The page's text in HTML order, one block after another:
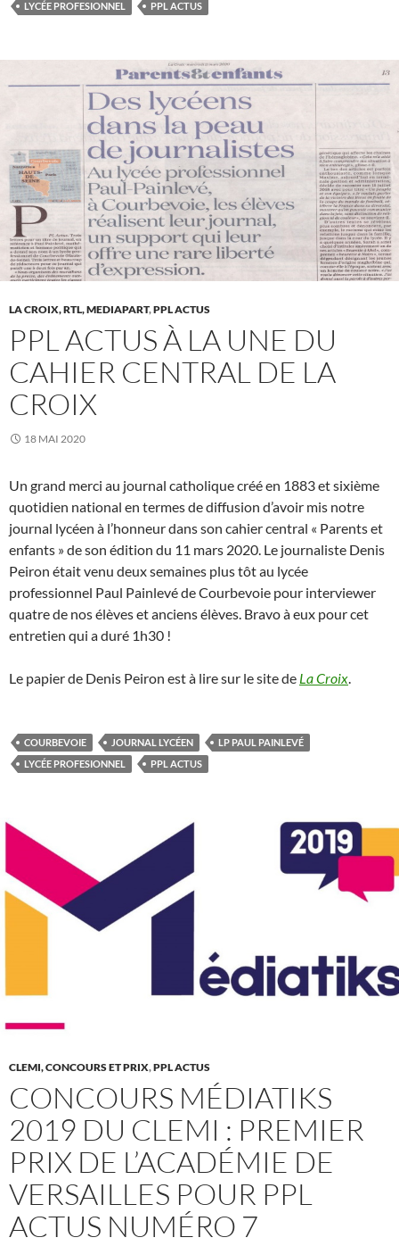
LYCÉE PROFESIONNEL PPL ACTUS
LA CROIX, RTL, MEDIAPART,PPL ACTUS
PPL ACTUS À LA UNE DU
CAHIER CENTRAL DE LA
CROIX
18 MAI 2020
Un grand merci au journal catholique créé en 1883 et sixième
quotidien national en termes de diffusion d’avoir mis notre
journal lycéen à l’honneur dans son cahier central « Parents et
enfants » de son édition du 11 mars 2020. Le journaliste Denis
Peiron était venu deux semaines plus tôt au lycée
professionnel Paul Painlevé de Courbevoie pour interviewer
quatre de nos élèves et anciens élèves. Bravo à eux pour cet
entretien qui a duré 1h30 !
Le papier de Denis Peiron est à lire sur le site de La Croix.
COURBEVOIE JOURNAL LYCÉEN
LP PAUL PAINLEVÉ
LYCÉE PROFESIONNEL
PPL ACTUS
CLEMI, CONCOURS ET PRIX,PPL ACTUS
CONCOURS MÉDIATIKS
2019 DU CLEMI : PREMIER
PRIX DE L’ACADÉMIE DE
VERSAILLES POUR PPL
ACTUS NUMÉRO 7